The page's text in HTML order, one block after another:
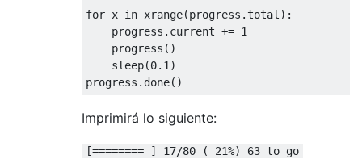
def done self):
        self
. current
        self
()
print( ''
for x in xrange(progress .total ):
    progress
. current += 1
    progress
()
    sleep
(0.1 )
progress . done()
Imprimirá lo siguiente:
[======== ] 17/80 ( 21%) 63 to go